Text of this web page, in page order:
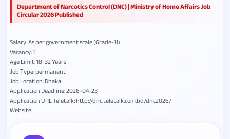
Department of Narcotics Control (DNC) | Ministry of Home Affairs Job
Circular 2026 Published
Salary: As per government scale (Grade-11)
Vacancy: 1
Age Limit: 18-32 Years
Job Type: permanent
Job Location: Dhaka
Application Deadline: 2026-04-23
Application URL Teletalk: http://dnc.teletalk.com.bd/dnc2026/
Website: